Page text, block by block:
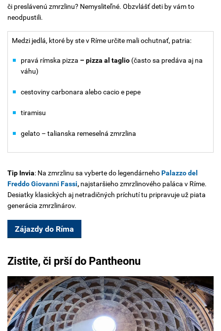
či preslávenú zmrzlinu? Nemysliteľné. Obzvlášť deti by vám to
neodpustili.
Medzi jedlá, ktoré by ste v Ríme určite mali ochutnať, patria:
pravá rímska pizza – pizza al taglio (často sa predáva aj na
váhu)
cestoviny carbonara alebo cacio e pepe
tiramisu
gelato – talianska remeselná zmrzlina
Tip Invia: Na zmrzlinu sa vyberte do legendárnehoPalazzo del
Freddo Giovanni Fassi, najstaršieho zmrzlinového paláca v Ríme.
Desiatky klasických aj netradičných príchutí tu pripravuje už piata
generácia zmrzlinárov.
Zájazdy do Ríma
Zistite, či prší do Pantheonu